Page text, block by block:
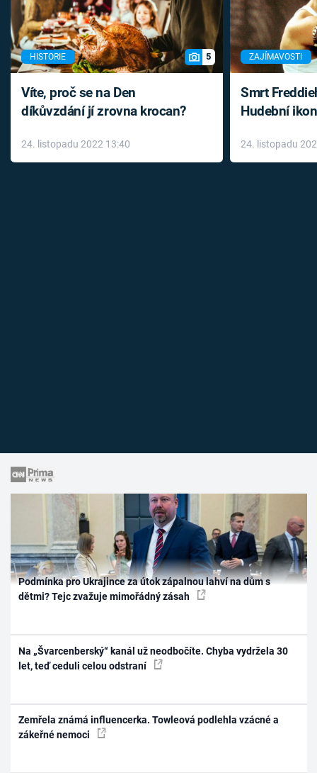
HISTORIE 5
Víte, proč se na Den
díkůvzdání jí zrovna krocan?
24. listopadu 2022 13:40
ZAJÍMAVOSTI
Smrt
Hudební
léky
24. listopadu
Podmínka pro Ukrajince za útok zápalnou lahví na dům s
dětmi? Tejc zvažuje mimořádný zásah
Na „Švarcenberský“ kanál už neodbočíte. Chyba vydržela 30
let, teď ceduli celou odstraní
Zemřela známá influencerka. Towleová podlehla vzácné a
zákeřné nemoci